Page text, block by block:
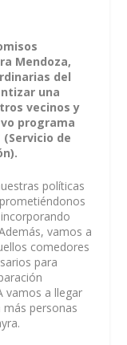
Mendoza,
del
una
vecinos y
programa
de
políticas
vamos a
comedores
para
vamos a llegar
personas